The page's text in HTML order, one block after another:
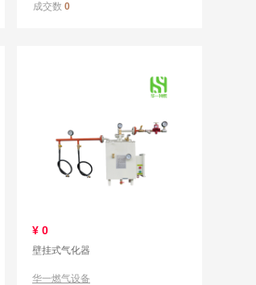
成交数 0
¥ 0
壁挂式气化器
华一燃气设备